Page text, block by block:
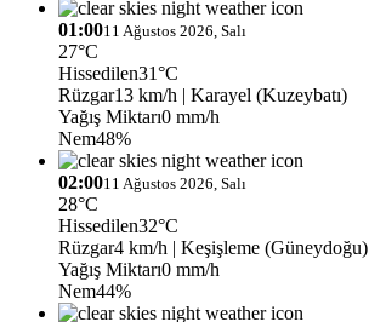
01:0011 Ağustos 2026, Salı
27°C
Hissedilen31°C
Rüzgar13 km/h | Karayel (Kuzeybatı)
Yağış Miktarı0 mm/h
Nem48%
02:0011 Ağustos 2026, Salı
28°C
Hissedilen32°C
Rüzgar4 km/h | Keşişleme (Güneydoğu)
Yağış Miktarı0 mm/h
Nem44%